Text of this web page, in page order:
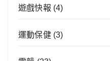
遊戲快報 (4)
運動保健(3)